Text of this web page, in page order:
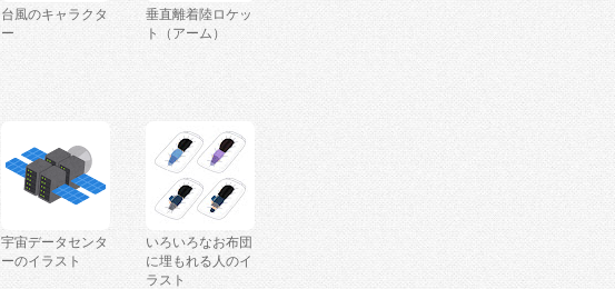
台風のキャラクタ
ー
垂直離着陸ロケッ
ト（アーム）
宇宙データセンタ
ーのイラスト
いろいろなお布団
に埋もれる人のイ
ラスト